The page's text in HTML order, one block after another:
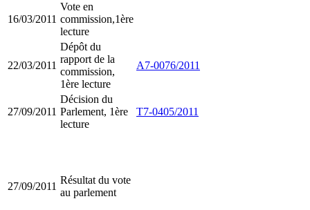
16/03/2011
Vote en
commission,1ère
lecture
22/03/2011
Dépôt du
rapport de la
commission,
1ère lecture
A7-0076/2011
27/09/2011
Décision du
Parlement, 1ère
lecture
T7-0405/2011
27/09/2011
Résultat du vote
au parlement